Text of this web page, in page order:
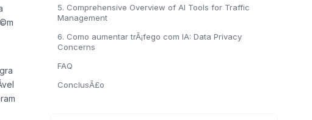
5. Comprehensive Overview of AI Tools for Traffic
Management
6. Como aumentar trÃ¡fego com IA: Data Privacy
Concerns
FAQ
ConclusÃ£o